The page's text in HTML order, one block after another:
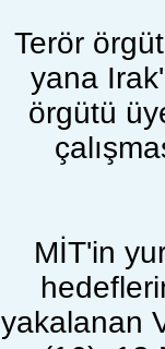
Terör
yana
örgütü
MİT'in
yakalanan